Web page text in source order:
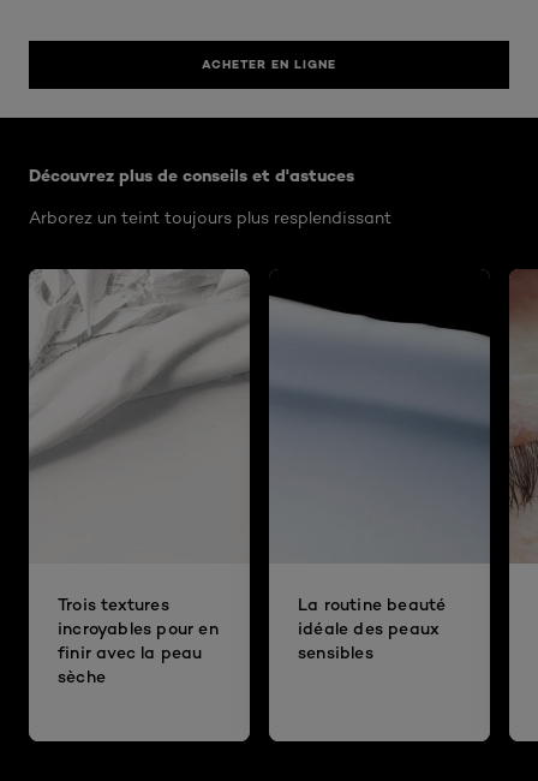
ACHETER EN LIGNE
Découvrez plus de conseils et d'astuces
Arborez un teint toujours plus resplendissant
Trois textures
incroyables pour en
finir avec la peau
sèche
La routine beauté
idéale des peaux
sensibles